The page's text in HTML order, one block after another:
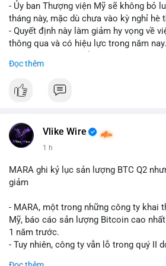
- Ủy ban Thượng viện Mỹ sẽ không bỏ
tháng này, mặc dù chưa vào kỳ nghỉ hè
- Quyết định này làm giảm hy vọng về
thông qua và có hiệu lực trong năm nay.
mục chứng chỉ cho tài sản số tại Mỹ.
và phát triển thị trường crypto tại Mỹ.
#vlikevn #titanbot
📰 Nguồn: CoinDesk
Đọc thêm
Vlike Wire
1 h
MARA ghi kỷ lục sản lượng BTC Q2
giảm
- MARA, một trong những công ty khai
Mỹ, báo cáo sản lượng Bitcoin cao
1 năm trước.
- Tuy nhiên, công ty vẫn lỗ trong quý II